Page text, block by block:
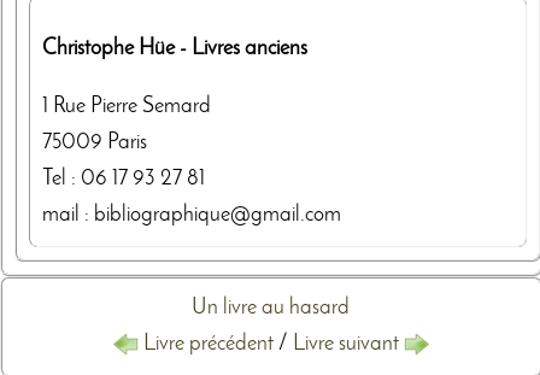
Christophe Hüe- Livres anciens
1 Rue Pierre Semard
75009 Paris
Tel : 06 17 93 27 81
mail : bibliographique@gmail.com
Un livre au hasard
Livre précédent / Livre suivant